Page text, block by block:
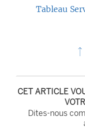
u
f
e
Tableau
CET ARTICLE
Dites-nous